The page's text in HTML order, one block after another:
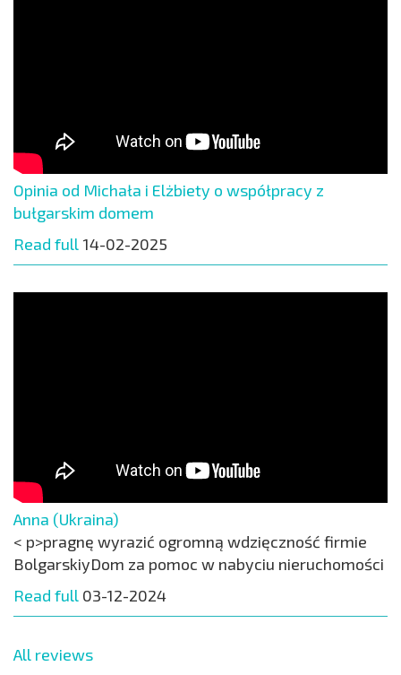
Opinia od Michała i Elżbiety o współpracy z
bułgarskim domem
Read full 14-02-2025
Anna (Ukraina)
< p>pragnę wyrazić ogromną wdzięczność firmie
BolgarskiyDom za pomoc w nabyciu nieruchomości
Read full 03-12-2024
All reviews